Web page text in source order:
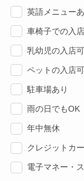
英語メニュー
車椅子での入
乳幼児の入店可
ペットの入店可
駐車場あり
雨の日でもOK
年中無休
クレジットカ
電子マネー・